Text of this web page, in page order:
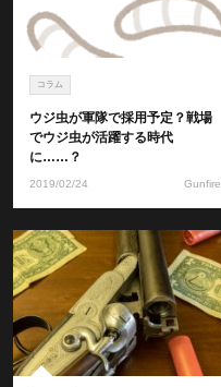
コラム
ウジ虫が軍隊で採用予定？戦場
でウジ虫が活躍する時代
に……？
2019/02/24 Gunfire